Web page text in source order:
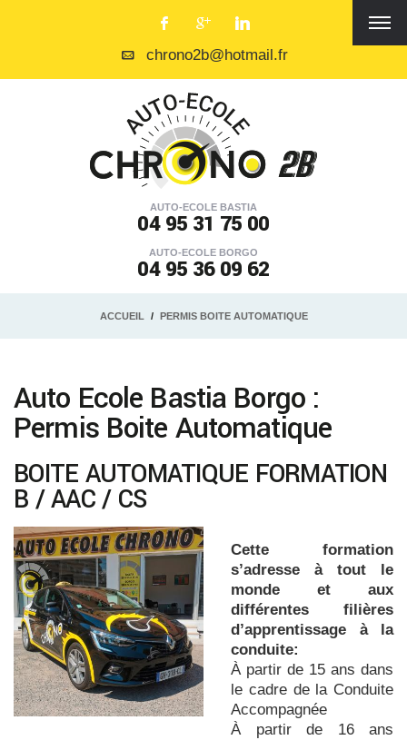
chrono2b@hotmail.fr
AUTO-ECOLE BASTIA
04 95 31 75 00
AUTO-ECOLE BORGO
04 95 36 09 62
ACCUEIL PERMIS BOITE AUTOMATIQUE
Auto Ecole Bastia Borgo :
Permis Boite Automatique
BOITE AUTOMATIQUE FORMATION
B / AAC / CS
Cette formation
s’adresse à tout le
monde et aux
différentes filières
d’apprentissage à la
conduite:
À partir de 15 ans dans
le cadre de la Conduite
Accompagnée
À partir de 16 ans